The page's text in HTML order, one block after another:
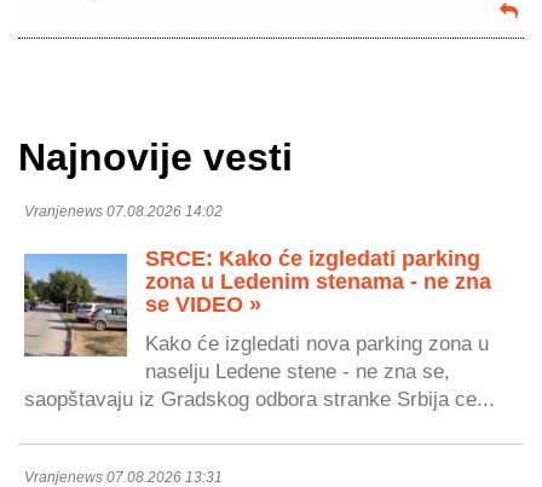
Najnovije vesti
Vranjenews 07.08.2026 14:02
SRCE: Kako će izgledati parking
zona u Ledenim stenama - ne zna
se VIDEO »
Kako će izgledati nova parking zona u
naselju Ledene stene - ne zna se,
saopštavaju iz Gradskog odbora stranke Srbija ce...
Vranjenews 07.08.2026 13:31